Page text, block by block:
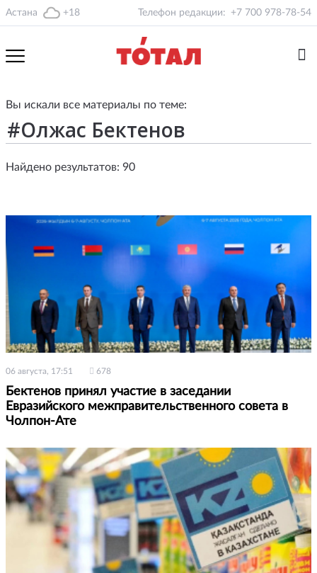
Астана +18 Телефон редакции: +7 700 978-78-54
Вы искали все материалы по теме:
Найдено результатов: 90
06 августа, 17:51 678
Бектенов принял участие в заседании
Евразийского межправительственного совета в
Чолпон-Ате